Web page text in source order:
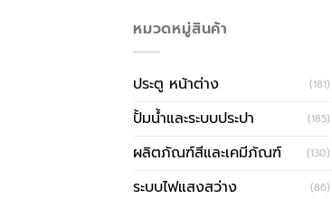
หมวดหมู่สินค้า
ประตู หน้าต่าง (181)
ปั้มน้ำและระบบประปา (185)
ผลิตภัณฑ์สีและเคมีภัณฑ์ (130)
ระบบไฟแสงสว่าง (86)